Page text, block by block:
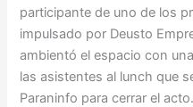
participante de uno de los
impulsado por Deusto
ambientó el espacio con
las asistentes al lunch que
Paraninfo para cerrar el acto.